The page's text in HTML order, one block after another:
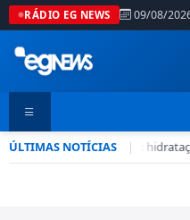
RÁDIO EG NEWS 09/08/
ÚLTIMAS NOTÍCIAS |
Seca no DF: